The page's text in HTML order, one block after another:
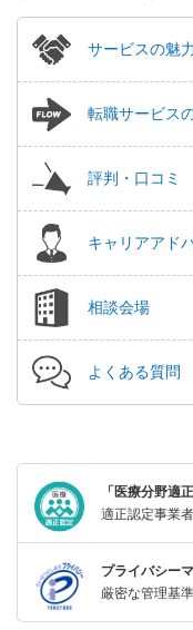
サービスの魅力
転職サービス
評判・口コミ
キャリアアド
相談会場
よくある質問
「医療分野適
適正認定事業
プライバシー
厳密な管理基